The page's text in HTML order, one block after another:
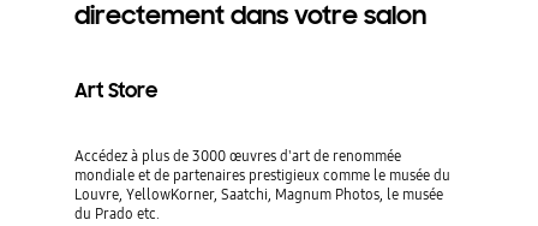
directement dans votre salon
Art Store
Accédez à plus de 3000 œuvres d'art de renommée
mondiale et de partenaires prestigieux comme le musée du
Louvre, YellowKorner, Saatchi, Magnum Photos, le musée
du Prado etc.